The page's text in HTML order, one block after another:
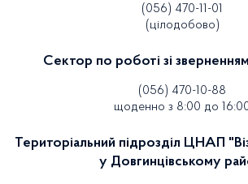
(056) 470-11-01
(цілодобово)
Сектор по роботі зі
(056) 470-10-88
щоденно з 8:00 до
Територіальний підрозділ ЦНАП
у Довгинцівському